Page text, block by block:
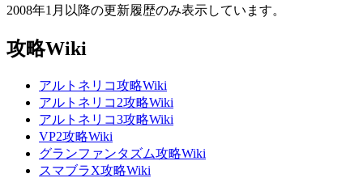
2008年1月以降の更新履歴のみ表示しています。
攻略Wiki
アルトネリコ攻略Wiki
アルトネリコ2攻略Wiki
アルトネリコ3攻略Wiki
VP2攻略Wiki
グランファンタズム攻略Wiki
スマブラX攻略Wiki